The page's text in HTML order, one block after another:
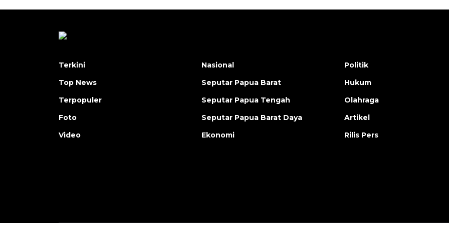
Terkini
Top News
Terpopuler
Foto
Video
Nasional
Seputar Papua Barat
Seputar Papua Tengah
Seputar Papua Barat Daya
Ekonomi
Politik
Hukum
Olahraga
Artikel
Rilis Pers